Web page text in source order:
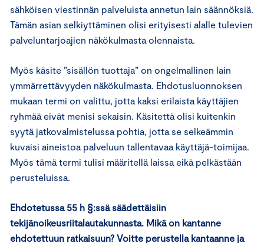
sähköisen viestinnän palveluista annetun lain säännöksiä.
Tämän asian selkiyttäminen olisi erityisesti alalle tulevien
palveluntarjoajien näkökulmasta olennaista.
Myös käsite ”sisällön tuottaja” on ongelmallinen lain
ymmärrettävyyden näkökulmasta. Ehdotusluonnoksen
mukaan termi on valittu, jotta kaksi erilaista käyttäjien
ryhmää eivät menisi sekaisin. Käsitettä olisi kuitenkin
syytä jatkovalmistelussa pohtia, jotta se selkeämmin
kuvaisi aineistoa palveluun tallentavaa käyttäjä-toimijaa.
Myös tämä termi tulisi määritellä laissa eikä pelkästään
perusteluissa.
Ehdotetussa 55 h §:ssä säädettäisiin
tekijänoikeusriitalautakunnasta. Mikä on kantanne
ehdotettuun ratkaisuun? Voitte perustella kantaanne ja